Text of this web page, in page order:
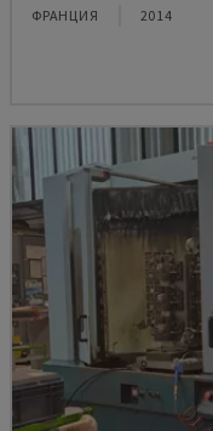
ФРАНЦИЯ 2014